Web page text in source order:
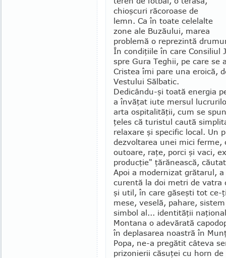
chioşcuri răcoroase de
lemn. Ca în toate cele­lalte
zone ale Buzăului, ma­rea
problemă o repre­zin­tă
În condiţiile în care Consiliul
spre Gura Teghii, pe care
Cristea îmi pare una eroică,
Vestului Sălbatic.
Dedicându-şi toată energia
a învă­ţat iute mersul
arta ospitalităţii, cum se
ţe­les că turistul caută
relaxare şi spe­cific local. Un
dezvoltarea unei mici ferme,
outoare, raţe, porci şi vaci,
producţie" ţără­neas­că,
Apoi a modernizat grătarul, a
curentă la doi me­tri de vatra
şi util, în care găseşti tot ce-
mese, veselă, pahare,
simbol al... identităţii
Montana o adevărată
în deplasarea noastră în
Popa, ne-a pregătit câteva
prizonierii căsuţei cu horn